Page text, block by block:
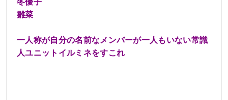
雛菜
一人称が自分の名前なメンバーが一人もいない常識
人ユニットイルミネをすこれ